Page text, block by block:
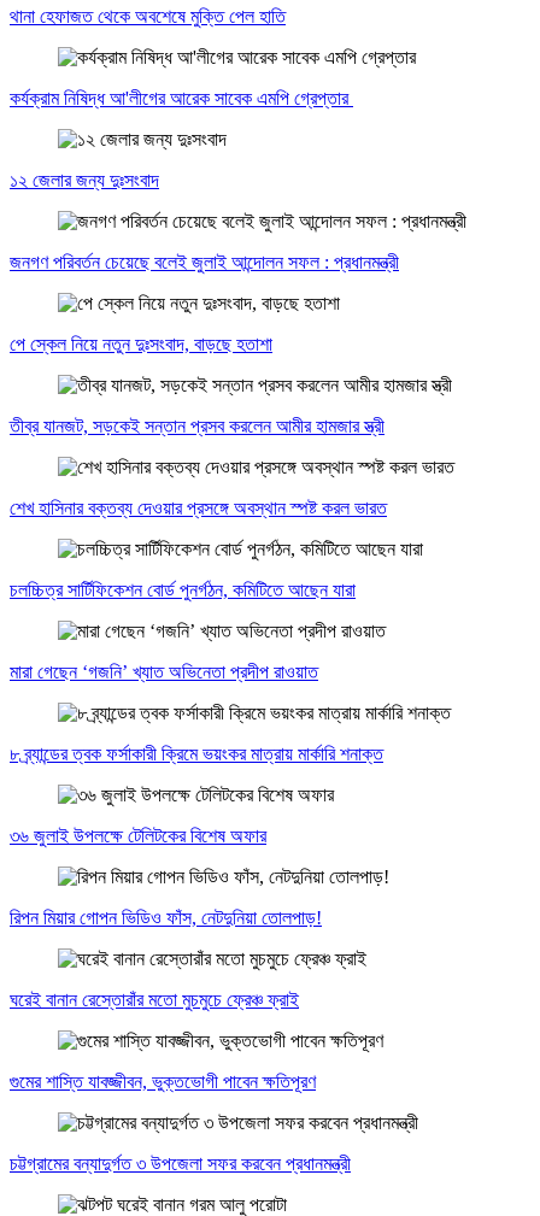
থানা হেফাজত থেকে অবশেষে মুক্তি পেল হাতি
কর্যক্রাম নিষিদ্ধ আ'লীগের আরেক সাবেক এমপি গ্রেপ্তার
১২ জেলার জন্য দুঃসংবাদ
জনগণ পরিবর্তন চেয়েছে বলেই জুলাই আন্দোলন সফল : প্রধানমন্ত্রী
পে স্কেল নিয়ে নতুন দুঃসংবাদ, বাড়ছে হতাশা
তীব্র যানজট, সড়কেই সন্তান প্রসব করলেন আমীর হামজার স্ত্রী
শেখ হাসিনার বক্তব্য দেওয়ার প্রসঙ্গে অবস্থান স্পষ্ট করল ভারত
চলচ্চিত্র সার্টিফিকেশন বোর্ড পুনর্গঠন, কমিটিতে আছেন যারা
মারা গেছেন ‘গজনি’ খ্যাত অভিনেতা প্রদীপ রাওয়াত
৮ ব্র্যান্ডের ত্বক ফর্সাকারী ক্রিমে ভয়ংকর মাত্রায় মার্কারি শনাক্ত
৩৬ জুলাই উপলক্ষে টেলিটকের বিশেষ অফার
রিপন মিয়ার গোপন ভিডিও ফাঁস, নেটদুনিয়া তোলপাড়!
ঘরেই বানান রেস্তোরাঁর মতো মুচমুচে ফ্রেঞ্চ ফ্রাই
গুমের শাস্তি যাবজ্জীবন, ভুক্তভোগী পাবেন ক্ষতিপূরণ
চট্টগ্রামের বন্যাদুর্গত ৩ উপজেলা সফর করবেন প্রধানমন্ত্রী